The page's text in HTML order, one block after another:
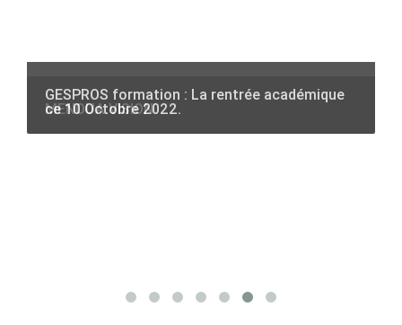
GESPROS formation : La rentrée académique
ce 10 Octobre 2022.